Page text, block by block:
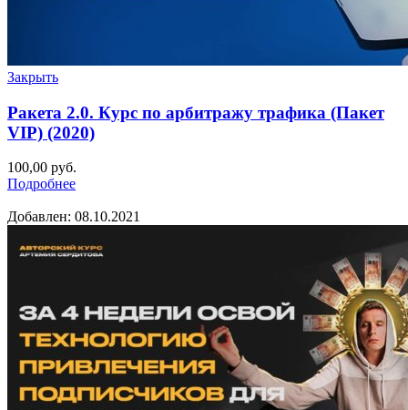
Закрыть
Ракета 2.0. Курс по арбитражу трафика (Пакет
VIP) (2020)
100,00 руб.
Подробнее
Добавлен: 08.10.2021